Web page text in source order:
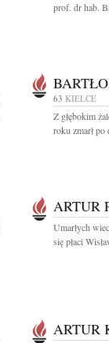
prof. dr hab.
63 KIELCE
Z głębokim
roku zmarł po
ARTUR
Umarłych
się płaci
ARTUR